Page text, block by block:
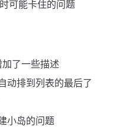
可能卡住的问题
了一些描述
动排到列表的最后了
小岛的问题